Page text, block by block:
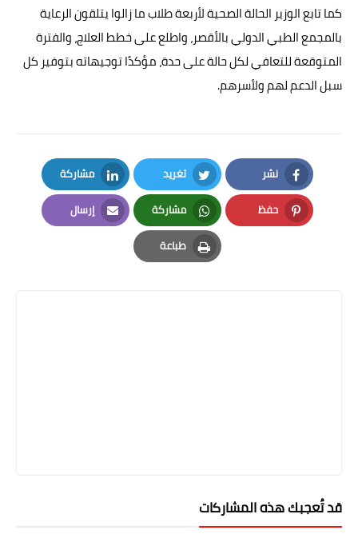
كما تابع الوزير الحالة الصحية لأربعة طلاب ما زالوا يتلقون الرعاية
بالمجمع الطبي الدولي بالأقصر، واطلع على خطط العلاج، والفترة
المتوقعة للتعافي لكل حالة على حدة، مؤكدًا توجيهاته بتوفير كل
سبل الدعم لهم ولأسرهم.
نشر
Facebook
تغريد
Twitter
مشاركة
LinkedIn
حفظ
Pinterest
مشاركة
Whatsapp
إرسال
Email
طباعة
Print
قد تُعجبك هذه المشاركات